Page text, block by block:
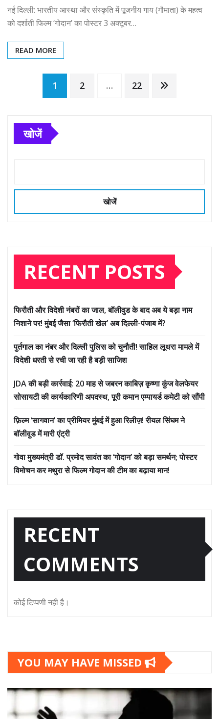
नई दिल्ली: भारतीय आस्था और संस्कृति में पूजनीय गाय (गौमाता) के महत्व
को दर्शाती फिल्म ‘गोदान’ का पोस्टर 3 अक्टूबर…
READ MORE
Posts
pagination
1 2 … 22
खोजें
खोजें
RECENT POSTS
फिरौती और विदेशी नंबरों का जाल, बॉलीवुड के बाद अब ये बड़ा नाम
निशाने पर! मुंबई जैसा ‘फिरौती खेल’ अब दिल्ली-पंजाब में?
पुर्तगाल का नंबर और दिल्ली पुलिस को चुनौती! साहिल लूथरा मामले में
विदेशी धरती से रची जा रही है बड़ी साजिश
JDA की बड़ी कार्रवाई: 20 माह से जबरन काबिज़ कृष्णा कुंज वेलफेयर
सोसायटी की कार्यकारिणी अपदस्थ, पूरी कमान एम्पायर्ड कमेटी को सौंपी
फ़िल्म ‘सागवान’ का प्रीमियर मुंबई में हुआ रिलीज़! रीयल सिंघम ने
बॉलीवुड में मारी एंट्री
गोवा मुख्यमंत्री डॉ. प्रमोद सावंत का ‘गोदान’ को बड़ा समर्थन; पोस्टर
विमोचन कर मथुरा से फिल्म गोदान की टीम का बढ़ाया मान!
RECENT
COMMENTS
कोई टिप्पणी नही है।
YOU MAY HAVE MISSED